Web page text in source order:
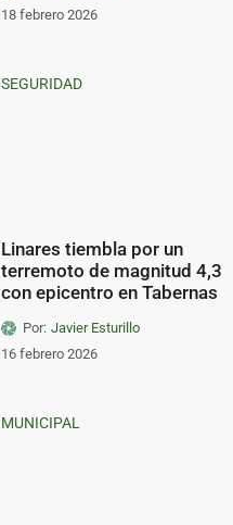
18 febrero 2026
SEGURIDAD
Linares tiembla por un
terremoto de magnitud 4,3
con epicentro en Tabernas
Por: Javier Esturillo
16 febrero 2026
MUNICIPAL